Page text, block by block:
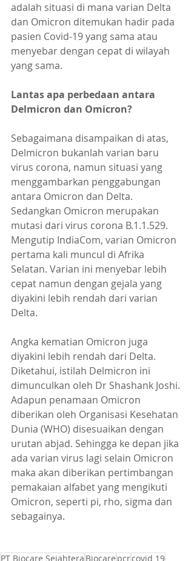
adalah situasi di mana varian Delta
dan Omicron ditemukan hadir pada
pasien Covid-19 yang sama atau
menyebar dengan cepat di wilayah
yang sama.
Lantas apa perbedaan antara
Delmicron dan Omicron?
Sebagaimana disampaikan di atas,
Delmicron bukanlah varian baru
virus corona, namun situasi yang
menggambarkan penggabungan
antara Omicron dan Delta.
Sedangkan Omicron merupakan
mutasi dari virus corona B.1.1.529.
Mengutip IndiaCom, varian Omicron
pertama kali muncul di Afrika
Selatan. Varian ini menyebar lebih
cepat namun dengan gejala yang
diyakini lebih rendah dari varian
Delta.
Angka kematian Omicron juga
diyakini lebih rendah dari Delta.
Diketahui, istilah Delmicron ini
dimunculkan oleh Dr Shashank Joshi.
Adapun penamaan Omicron
diberikan oleh Organisasi Kesehatan
Dunia (WHO) disesuaikan dengan
urutan abjad. Sehingga ke depan jika
ada varian virus lagi selain Omicron
maka akan diberikan pertimbangan
pemakaian alfabet yang mengikuti
Omicron, seperti pi, rho, sigma dan
sebagainya.
PT Biocare Sejahtera Biocare pcrcovid 19